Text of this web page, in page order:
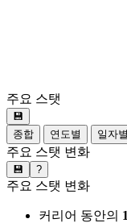
주요 스탯
💾
종합
연도별 일자별
주요 스탯 변화
💾 ?
주요 스탯 변화
커리어 동안의